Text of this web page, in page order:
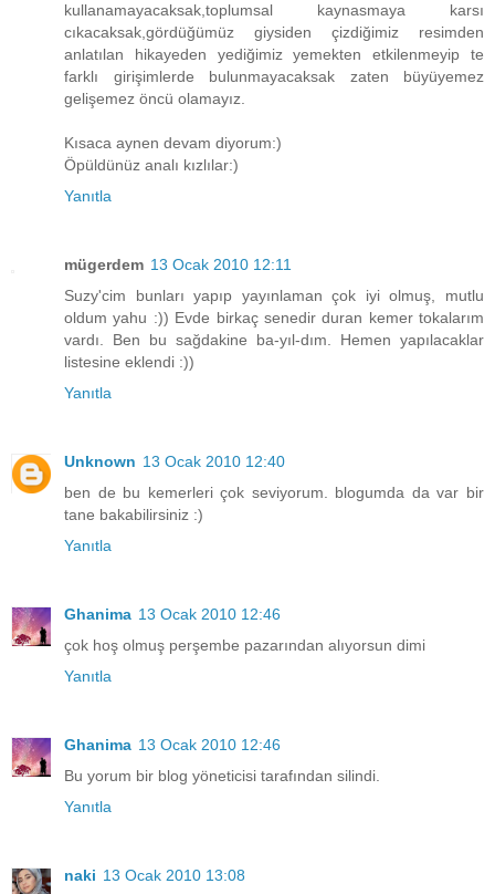
kullanamayacaksak,toplumsal kaynasmaya karsı
cıkacaksak,gördüğümüz giysiden çizdiğimiz resimden
anlatılan hikayeden yediğimiz yemekten etkilenmeyip te
farklı girişimlerde bulunmayacaksak zaten büyüyemez
gelişemez öncü olamayız.
Kısaca aynen devam diyorum:)
Öpüldünüz analı kızlılar:)
Yanıtla
mügerdem 13 Ocak 2010 12:11
Suzy'cim bunları yapıp yayınlaman çok iyi olmuş, mutlu
oldum yahu :)) Evde birkaç senedir duran kemer tokalarım
vardı. Ben bu sağdakine ba-yıl-dım. Hemen yapılacaklar
listesine eklendi :))
Yanıtla
Unknown 13 Ocak 2010 12:40
ben de bu kemerleri çok seviyorum. blogumda da var bir
tane bakabilirsiniz :)
Yanıtla
Ghanima 13 Ocak 2010 12:46
çok hoş olmuş perşembe pazarından alıyorsun dimi
Yanıtla
Ghanima 13 Ocak 2010 12:46
Bu yorum bir blog yöneticisi tarafından silindi.
Yanıtla
naki 13 Ocak 2010 13:08